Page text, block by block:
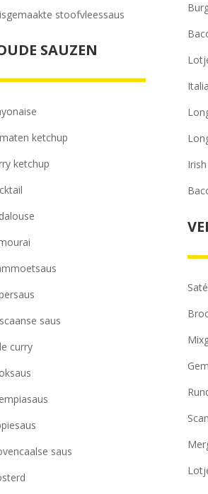
stoofvleessaus
SAUZEN
ketchup
ketchup
saus
curry
saus
Saté